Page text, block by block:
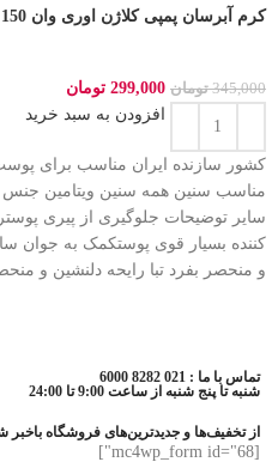
کرم آبرسان پمپی کلاژن اوری وان 150 میل
345,000 تومان 299,000 تومان
افزودن به سبد خرید
مناسب سنین همه سنین ویتامین جنس
سایر توضیحات جلوگیری از پیری
کننده بسیار قوی پوستکمک به جوان
و منحصر بفرد تبا رایحه دلنشین و
تماس با ما : 021 8282 6000
شنبه تا پنج شنبه از ساعت 9:00 تا 24:00
از تخفیف‌ها و جدیدترین‌های فروشگاه باخبر
[mc4wp_form id="68"]